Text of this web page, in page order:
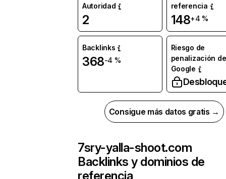
Autoridad
2
referencia
148+4 %
Backlinks
368-4 %
Riesgo de
penalización de
Google
Consigue más datos gratis →
7sry-yalla-shoot.com
Backlinks y dominios de
referencia